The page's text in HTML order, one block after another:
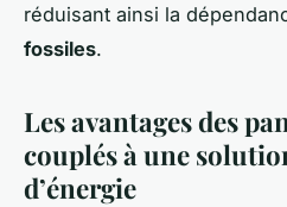
réduisant ainsi la
fossiles.
Les avantages des
couplés à une
d’énergie